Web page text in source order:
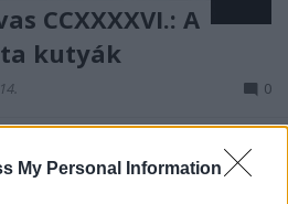
My Personal Information
CCXXXXVI.: A
kutyák
0
Seth Stephens-Davidowitz a
Athenaeum, 2019; az